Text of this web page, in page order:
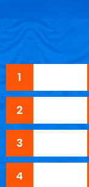
1
2
3
4